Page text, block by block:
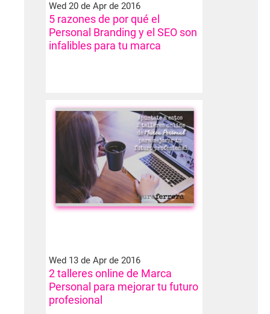
Wed 20 de Apr de 2016
5 razones de por qué el
Personal Branding y el SEO son
infalibles para tu marca
Wed 13 de Apr de 2016
2 talleres online de Marca
Personal para mejorar tu futuro
profesional